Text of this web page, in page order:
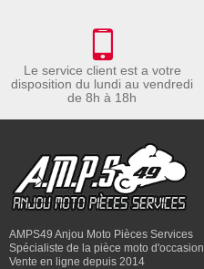
Le service client est a votre
disposition du lundi au vendredi
de 8h à 18h
AMPS49 Anjou Moto Pièces Services
Spécialiste de la pièce moto d'occasion
Vente en ligne depuis 2014